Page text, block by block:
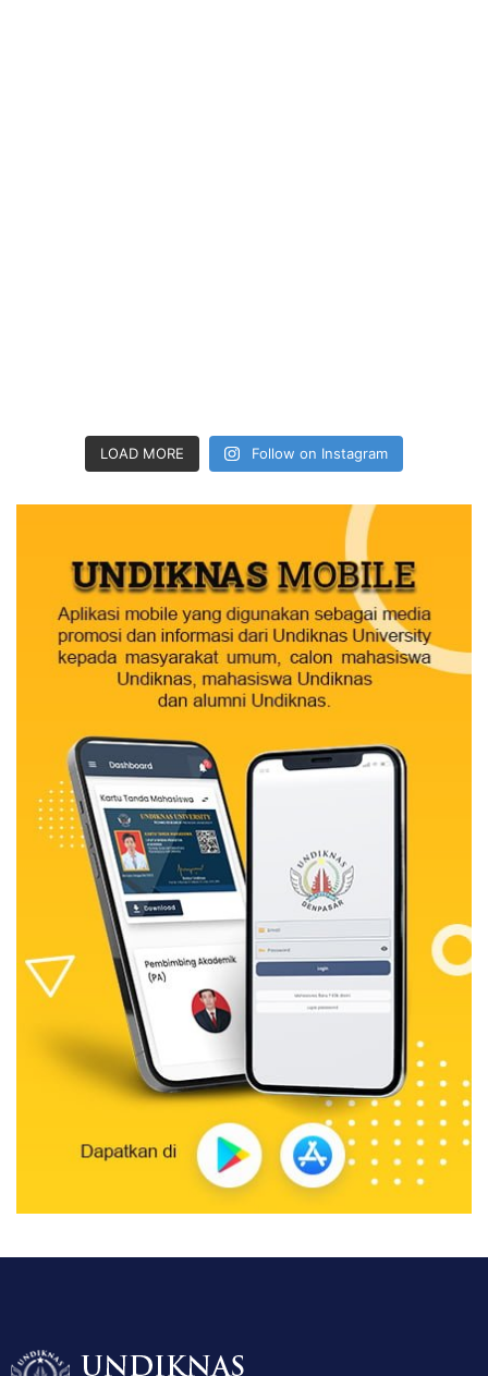
LOAD MORE Follow on Instagram